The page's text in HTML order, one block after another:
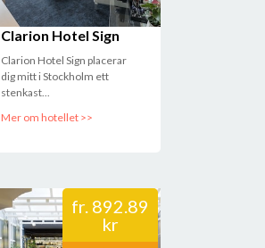
Clarion Hotel Sign
Clarion Hotel Sign placerar
dig mitt i Stockholm ett
stenkast...
Mer om hotellet >>
fr. 892.89
kr